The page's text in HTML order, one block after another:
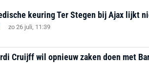
keuring Ter Stegen bij Ajax lijkt
zo 26 juli, 11:39
Cruijff wil opnieuw zaken doen met